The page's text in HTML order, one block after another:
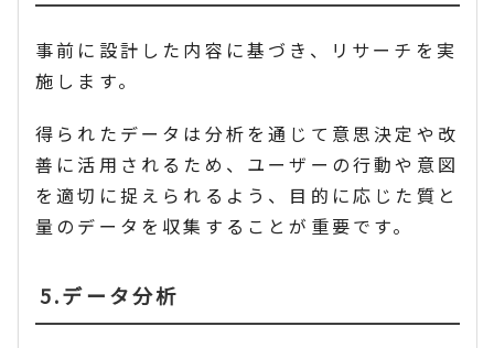
事前に設計した内容に基づき、リサーチを実
施します。
得られたデータは分析を通じて意思決定や改
善に活用されるため、ユーザーの行動や意図
を適切に捉えられるよう、目的に応じた質と
量のデータを収集することが重要です。
5.データ分析